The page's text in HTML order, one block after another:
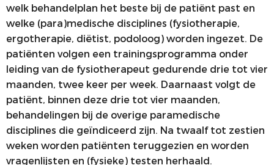
welk behandelplan het beste bij de patiënt past en
welke (para)medische disciplines (fysiotherapie,
ergotherapie, diëtist, podoloog) worden ingezet. De
patiënten volgen een trainingsprogramma onder
leiding van de fysiotherapeut gedurende drie tot vier
maanden, twee keer per week. Daarnaast volgt de
patiënt, binnen deze drie tot vier maanden,
behandelingen bij de overige paramedische
disciplines die geïndiceerd zijn. Na twaalf tot zestien
weken worden patiënten teruggezien en worden
vragenlijsten en (fysieke) testen herhaald.